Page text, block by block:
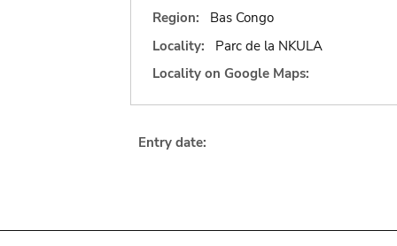
Region:
Bas Congo
Locality:
Parc de la NKULA
Locality on Google Maps:
Entry date: